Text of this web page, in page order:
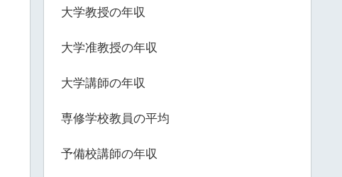
大学教授の年収
大学准教授の年収
大学講師の年収
専修学校教員の平均
予備校講師の年収